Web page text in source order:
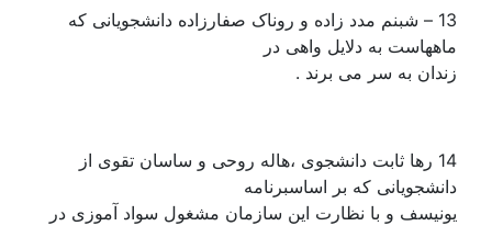
13 – شبنم مدد زاده و روناک صفارزاده دانشجویانی که
ماههاست به دلایل واهی در
زندان به سر می برند .
14 رها ثابت دانشجوی ،هاله روحی و ساسان تقوی از
دانشجویانی که بر اساسبرنامه
یونیسف و با نظارت این سازمان مشغول سواد آموزی در